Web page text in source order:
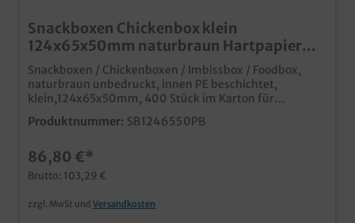
Snackboxen Chickenbox klein
124x65x50mm naturbraun Hartpapier
450St
Snackboxen / Chickenboxen / Imbissbox / Foodbox,
naturbraun unbedruckt, innen PE beschichtet,
klein,124x65x50mm, 400 Stück im Karton für
Fingerfood, Snacks, Menüs usw. Bestandteil unserer
modernen neuen Produktlinie "Pure" angesagter Öko
für Lebensmittelunbedenklichkeit Qualität Made in
Germany ab 25.000 Stück auch individuell bedruckbar,
unser Kundenservice berät Sie gern
Produktnummer: SB1246550PB
86,80 €*
Brutto: 103,29 €
zzgl. MwSt und Versandkosten